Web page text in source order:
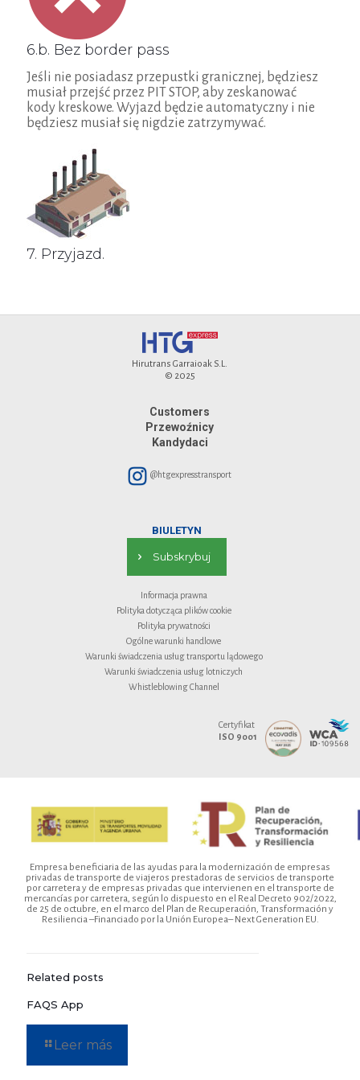
6.b. Bez border pass
Jeśli nie posiadasz przepustki granicznej, będziesz
musiał przejść przez PIT STOP, aby zeskanować
kody kreskowe. Wyjazd będzie automatyczny i nie
będziesz musiał się nigdzie zatrzymywać.
7. Przyjazd.
Hirutrans Garraioak S.L.
© 2025
Customers
Przewoźnicy
Kandydaci
@htgexpresstransport
BIULETYN
Subskrybuj
Informacja prawna
Polityka dotycząca plików cookie
Polityka prywatności
Ogólne warunki handlowe
Warunki świadczenia usług transportu lądowego
Warunki świadczenia usług lotniczych
Whistleblowing Channel
Certyfikat
ISO 9001
Empresa beneficiaria de las ayudas para la modernización de empresas
privadas de transporte de viajeros prestadoras de servicios de transporte
por carretera y de empresas privadas que intervienen en el transporte de
mercancías por carretera, según lo dispuesto en el Real Decreto 902/2022,
de 25 de octubre, en el marco del Plan de Recuperación, Transformación y
Resiliencia –Financiado por la Unión Europea– Next Generation EU.
Related posts
FAQS App
Leer más